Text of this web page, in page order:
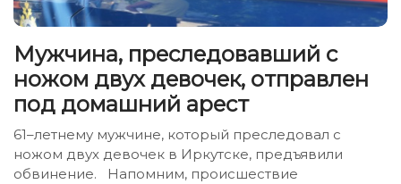
Мужчина, преследовавший с
ножом двух девочек, отправлен
под домашний арест
61–летнему мужчине, который преследовал с
ножом двух девочек в Иркутске, предъявили
обвинение. Напомним, происшествие